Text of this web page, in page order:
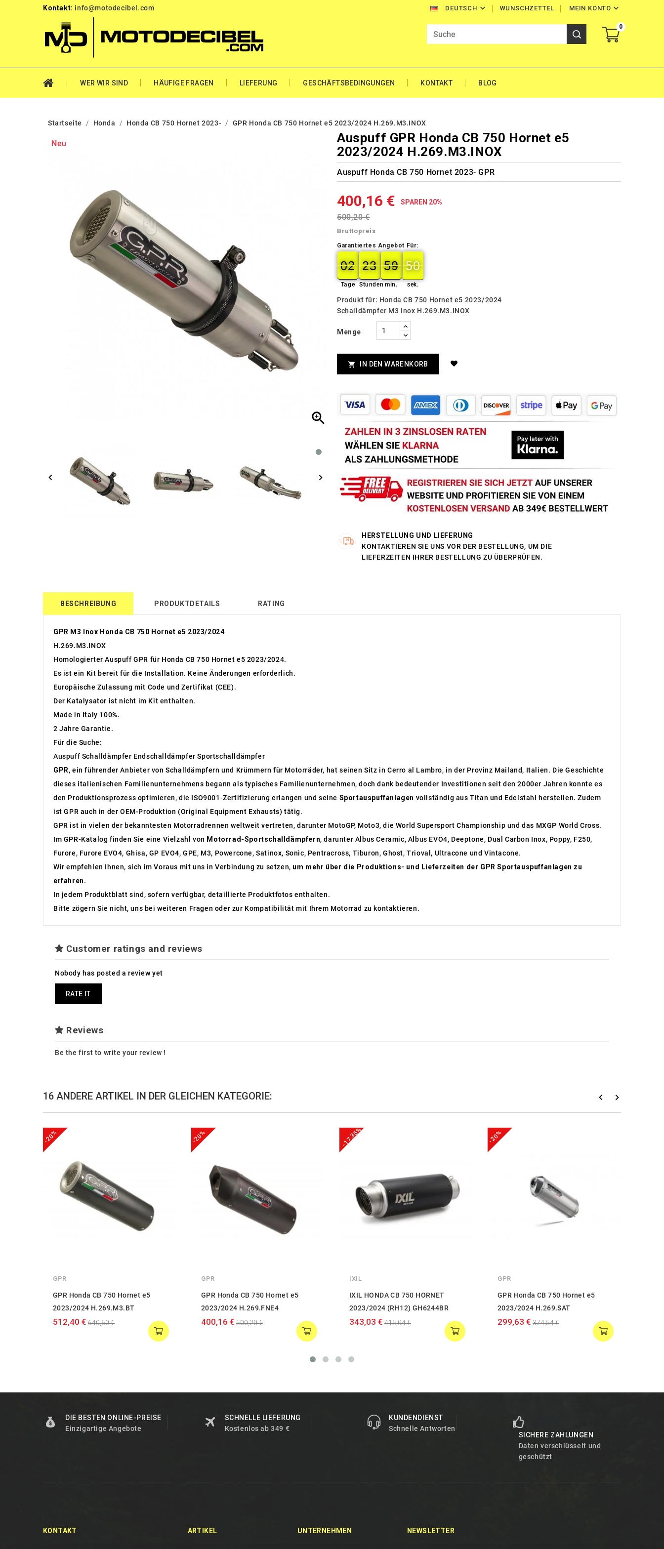
Kontakt: info@motodecibel.com DEUTSCH  MEIN KONTO 
WUNSCHZETTEL
0
WER WIR SIND HÄUFIGE FRAGEN LIEFERUNG GESCHÄFTSBEDINGUNGEN KONTAKT BLOG
Startseite Honda Honda CB 750 Hornet 2023- GPR Honda CB 750 Hornet e5 2023/2024 H.269.M3.INOX
Neu

Auspuff GPR Honda CB 750 Hornet e5
2023/2024 H.269.M3.INOX
Auspuff Honda CB 750 Hornet 2023- GPR
400,16 € SPAREN 20%
500,20 €
Bruttopreis
Garantiertes Angebot Für:
02
02
00
Tage
23
23
00
Stunden
59
59
00
min.
49
49
50
sek.
Produkt für: Honda CB 750 Hornet e5 2023/2024
Schalldämpfer M3 Inox H.269.M3.INOX
Menge
 IN DEN WARENKORB
HERSTELLUNG UND LIEFERUNG
KONTAKTIEREN SIE UNS VOR DER BESTELLUNG, UM DIE
LIEFERZEITEN IHRER BESTELLUNG ZU ÜBERPRÜFEN.
BESCHREIBUNG PRODUKTDETAILS RATING
GPR M3 Inox Honda CB 750 Hornet e5 2023/2024
H.269.M3.INOX
Homologierter Auspuff GPR für Honda CB 750 Hornet e5 2023/2024.
Es ist ein Kit bereit für die Installation. Keine Änderungen erforderlich.
Europäische Zulassung mit Code und Zertifikat (CEE).
Der Katalysator ist nicht im Kit enthalten.
Made in Italy 100%.
2 Jahre Garantie.
Für die Suche:
Auspuff Schalldämpfer Endschalldämpfer Sportschalldämpfer
GPR, ein führender Anbieter von Schalldämpfern und Krümmern für Motorräder, hat seinen Sitz in Cerro al Lambro, in der Provinz Mailand, Italien. Die Geschichte
dieses italienischen Familienunternehmens begann als typisches Familienunternehmen, doch dank bedeutender Investitionen seit den 2000er Jahren konnte es
den Produktionsprozess optimieren, die ISO9001-Zertifizierung erlangen und seine Sportauspuffanlagen vollständig aus Titan und Edelstahl herstellen. Zudem
ist GPR auch in der OEM-Produktion (Original Equipment Exhausts) tätig.
GPR ist in vielen der bekanntesten Motorradrennen weltweit vertreten, darunter MotoGP, Moto3, die World Supersport Championship und das MXGP World Cross.
Im GPR-Katalog finden Sie eine Vielzahl von Motorrad-Sportschalldämpfern, darunter Albus Ceramic, Albus EVO4, Deeptone, Dual Carbon Inox, Poppy, F250,
Furore, Furore EVO4, Ghisa, GP EVO4, GPE, M3, Powercone, Satinox, Sonic, Pentracross, Tiburon, Ghost, Trioval, Ultracone und Vintacone.
Wir empfehlen Ihnen, sich im Voraus mit uns in Verbindung zu setzen, um mehr über die Produktions- und Lieferzeiten der GPR Sportauspuffanlagen zu
erfahren.
In jedem Produktblatt sind, sofern verfügbar, detaillierte Produktfotos enthalten.
Bitte zögern Sie nicht, uns bei weiteren Fragen oder zur Kompatibilität mit Ihrem Motorrad zu kontaktieren.
Customer ratings and reviews
Nobody has posted a review yet
RATE IT
Reviews
Be the first to write your review !
16 ANDERE ARTIKEL IN DER GLEICHEN KATEGORIE:
-20%
GPR
GPR Honda CB 750 Hornet e5
2023/2024 H.269.M3.BT
512,40 € 640,50 €
-20%
GPR
GPR Honda CB 750 Hornet e5
2023/2024 H.269.FNE4
400,16 € 500,20 €
-17,35%
IXIL
IXIL HONDA CB 750 HORNET
2023/2024 (RH12) GH6244BR
343,03 € 415,04 €
-20%
GPR
GPR Honda CB 750 Hornet e5
2023/2024 H.269.SAT
299,63 € 374,54 €
DIE BESTEN ONLINE-PREISE
Einzigartige Angebote
SCHNELLE LIEFERUNG
Kostenlos ab 349 €
KUNDENDIENST
Schnelle Antworten
SICHERE ZAHLUNGEN
Daten verschlüsselt und
geschützt
KONTAKT ARTIKEL UNTERNEHMEN NEWSLETTER